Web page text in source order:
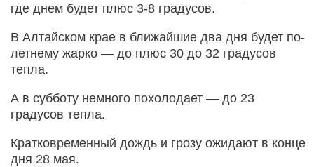
где днем будет плюс 3-8 градусов.
В Алтайском крае в ближайшие два дня будет по-
летнему жарко — до плюс 30 до 32 градусов
тепла.
А в субботу немного похолодает — до 23
градусов тепла.
Кратковременный дождь и грозу ожидают в конце
дня 28 мая.